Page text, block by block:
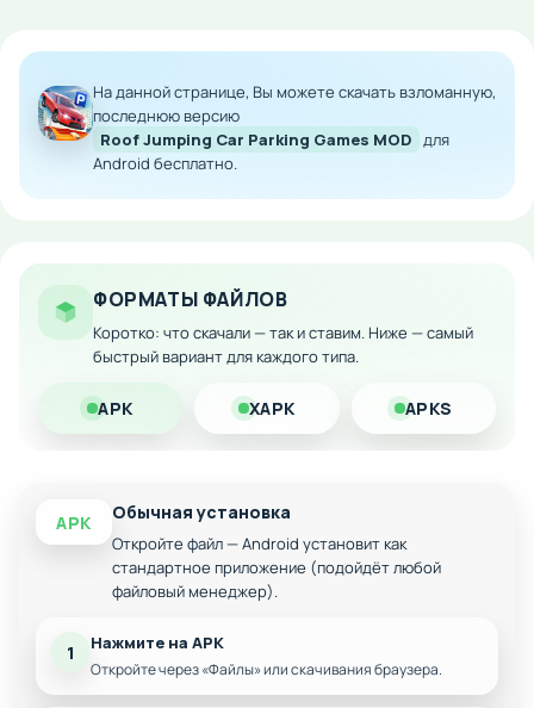
Особенности мода:
Экстремальные трассы на крышах небоскребов
реалистичного поведения машин
Разнообразные испытания, требующие навыков
и точности
Высокий уровень сложности и адреналина
Скачайте модифицированную версию на Android и
На данной странице, Вы можете скачать взломанную,
последнюю версию
Roof Jumping Car Parking Games MOD для
Android бесплатно.
ФОРМАТЫ ФАЙЛОВ
Коротко: что скачали — так и ставим. Ниже — самый
быстрый вариант для каждого типа.
APK XAPK APKS
APK Обычная установка
Откройте файл — Android установит как
стандартное приложение (подойдёт любой
файловый менеджер).
1 Нажмите на APK
Откройте через «Файлы» или скачивания браузера.